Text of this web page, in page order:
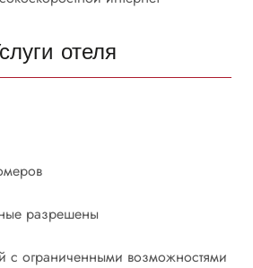
отеля
разрешены
с ограниченными возможностями